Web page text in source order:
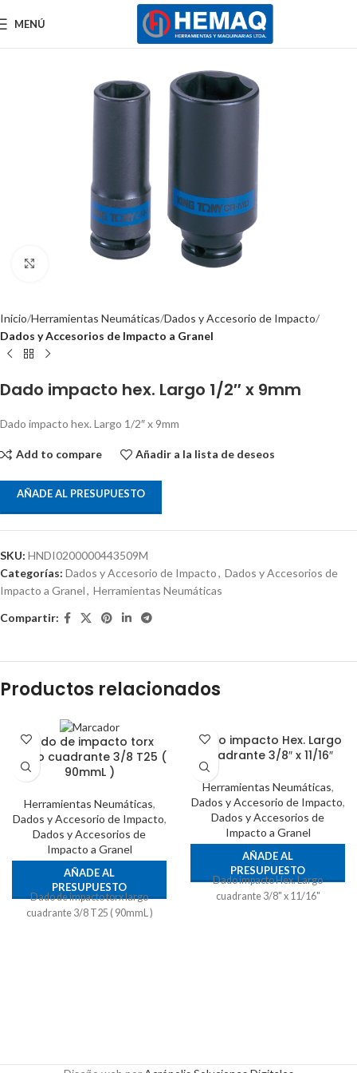
MENÚ
Clic para ampliar
Inicio Herramientas Neumáticas Dados y Accesorio de Impacto
Dados y Accesorios de Impacto a Granel
Dado impacto hex. Largo 1/2″ x 9mm
Dado impacto hex. Largo 1/2″ x 9mm
Add to compare Añadir a la lista de deseos
AÑADE AL PRESUPUESTO
SKU: HNDI0200000443509M
Categorías: Dados y Accesorio de Impacto, Dados y Accesorios de
Impacto a Granel, Herramientas Neumáticas
Compartir:
Productos relacionados
Dado de impacto torx
largo cuadrante 3/8 T25 (
90mmL )
Herramientas Neumáticas,
Dados y Accesorio de Impacto,
Dados y Accesorios de
Impacto a Granel
AÑADE AL
PRESUPUESTO
Dado de impacto torx largo
cuadrante 3/8 T25 ( 90mmL )
Dado impacto Hex. Largo
cuadrante 3/8″ x 11/16″
Herramientas Neumáticas,
Dados y Accesorio de Impacto,
Dados y Accesorios de
Impacto a Granel
AÑADE AL
PRESUPUESTO
Dado impacto Hex. Largo
cuadrante 3/8" x 11/16"